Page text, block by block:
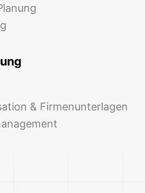
& Firmenunterlagen